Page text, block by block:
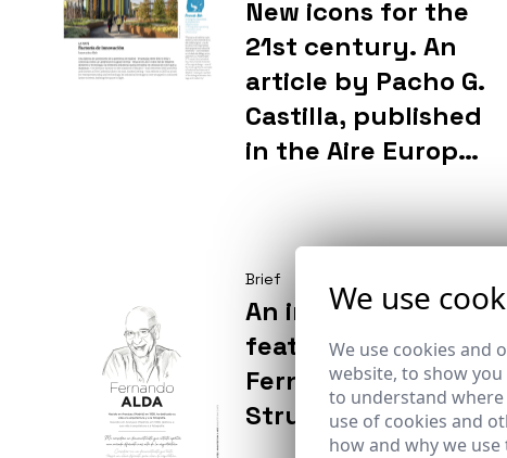
New icons for the
21st century. An
article by Pacho G.
Castilla, published
in the Aire Europa
collaboration with
Fernando Alda.
Brief
An in-depth
feature by
Fernando Alda in
Strugal´s magazine
We use
We use cookies and
website, to show
to understand
use of cookies and
how and why we